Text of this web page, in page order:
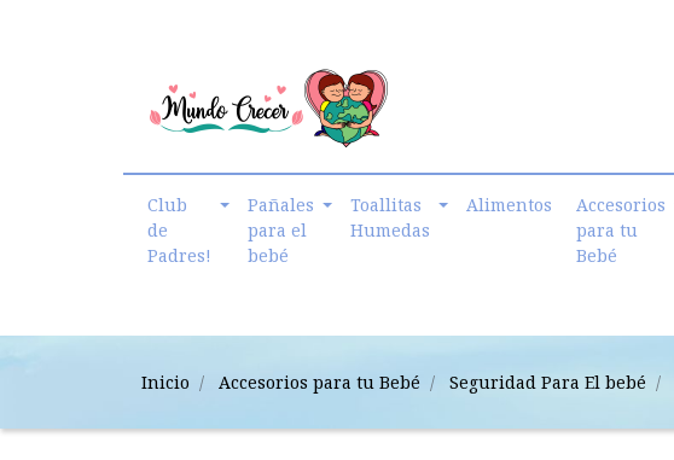
Club
de
Padres!
Pañales
para el
bebé
Toallitas
Humedas
Alimentos
Accesorios
para tu
Bebé
Inicio Accesorios para tu Bebé Seguridad Para El bebé